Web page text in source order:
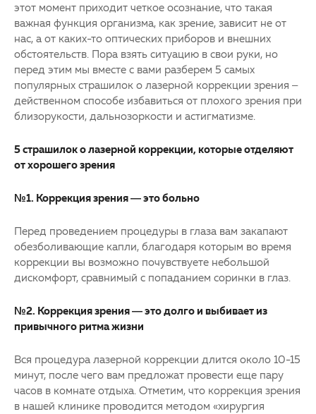
этот момент приходит четкое осознание, что такая
важная функция организма, как зрение, зависит не от
нас, а от каких-то оптических приборов и внешних
обстоятельств. Пора взять ситуацию в свои руки, но
перед этим мы вместе с вами разберем 5 самых
популярных страшилок о лазерной коррекции зрения –
действенном способе избавиться от плохого зрения при
близорукости, дальнозоркости и астигматизме.
5 страшилок о лазерной коррекции, которые отделяют
от хорошего зрения
№1. Коррекция зрения — это больно
Перед проведением процедуры в глаза вам закапают
обезболивающие капли, благодаря которым во время
коррекции вы возможно почувствуете небольшой
дискомфорт, сравнимый с попаданием соринки в глаз.
№2. Коррекция зрения — это долго и выбивает из
привычного ритма жизни
Вся процедура лазерной коррекции длится около 10-15
минут, после чего вам предложат провести еще пару
часов в комнате отдыха. Отметим, что коррекция зрения
в нашей клинике проводится методом «хирургия